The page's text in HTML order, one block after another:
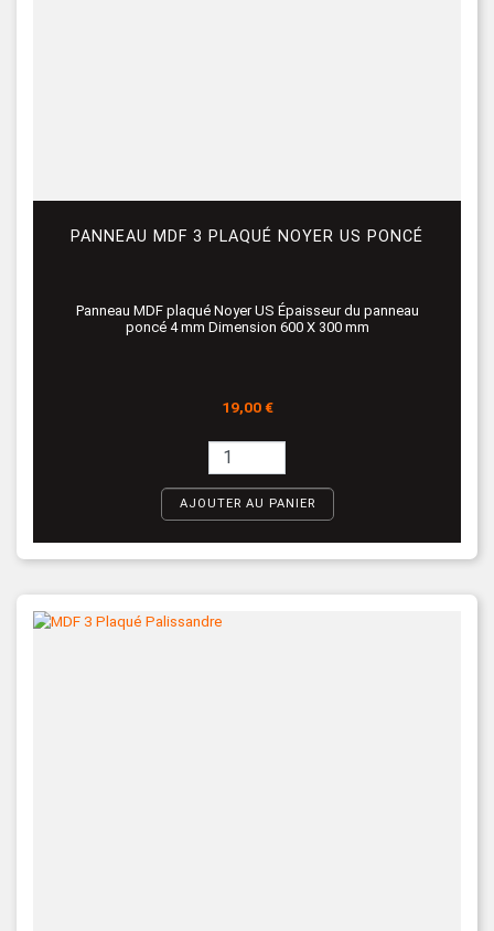
PANNEAU MDF 3 PLAQUÉ NOYER US PONCÉ
Panneau MDF plaqué Noyer US Épaisseur du panneau
poncé 4 mm Dimension 600 X 300 mm
Prix
19,00 €
AJOUTER AU PANIER